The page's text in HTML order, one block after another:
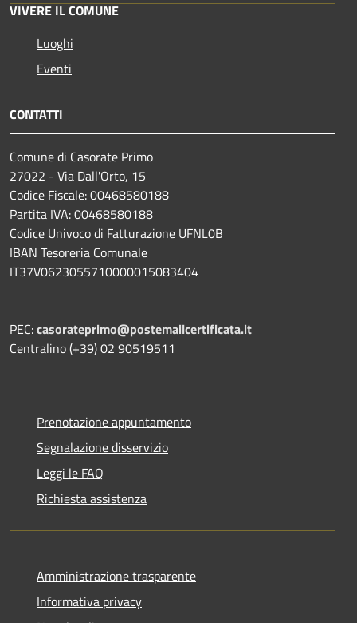
VIVERE IL COMUNE
Luoghi
Eventi
CONTATTI
Comune di Casorate Primo
27022 - Via Dall'Orto, 15
Codice Fiscale: 00468580188
Partita IVA: 00468580188
Codice Univoco di Fatturazione UFNL0B
IBAN Tesoreria Comunale
IT37V0623055710000015083404
PEC:casorateprimo@postemailcertificata.it
Centralino (+39) 02 90519511
Prenotazione appuntamento
Segnalazione disservizio
Leggi le FAQ
Richiesta assistenza
Amministrazione trasparente
Informativa privacy